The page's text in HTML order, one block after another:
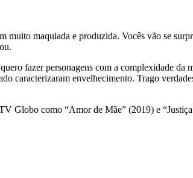
maquiada e produzida. Vocês vão se
fazer personagens com a complexidade da
caracterizaram envelhecimento. Trago
Globo como “Amor de Mãe” (2019) e